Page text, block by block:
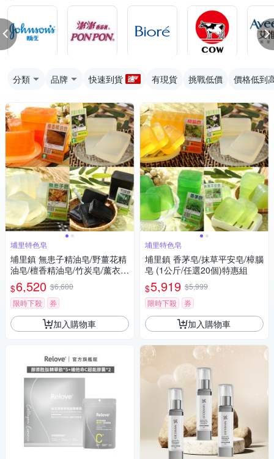
分類 品牌 快速到貨 有現貨 挑戰低價 價格低到
埔里特色皂
埔里鎮 無患子精油皂/野薑花精
油皂/檀香精油皂/竹炭皂/薰衣草
皂 (1公斤/任選20個)特惠組
$6,520 $6,600
限時下殺
券
加入購物車
埔里特色皂
埔里鎮 香茅皂/抹草平安皂/樟腦
皂 (1公斤/任選20個)特惠組
$5,919 $5,999
限時下殺
券
加入購物車